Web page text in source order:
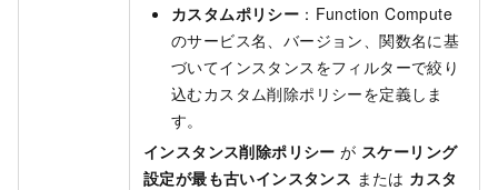
カスタムポリシー ：Function Compute
のサービス名、バージョン、関数名に基
づいてインスタンスをフィルターで絞り
込むカスタム削除ポリシーを定義しま
す。
インスタンス削除ポリシー が スケーリング
設定が最も古いインスタンス または カスタ